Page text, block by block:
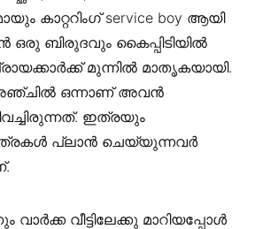
കാറ്ററിംഗ് service boy ആയി
ബിരുദവും കൈപ്പിടിയിൽ
മുന്നിൽ മാതൃകയായി.
അഞ്ചിൽ ഒന്നാണ് അവൻ
ഇത്രയും
പ്ലാൻ ചെയ്യുന്നവർ
വീട്ടിലേക്കു മാറിയപ്പോൾ